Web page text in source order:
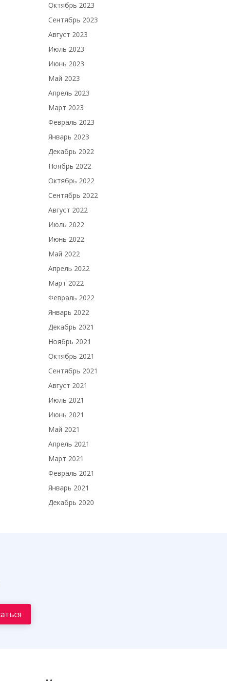
Октябрь 2023
Сентябрь 2023
Август 2023
Июль 2023
Июнь 2023
Май 2023
Апрель 2023
Март 2023
Февраль 2023
Январь 2023
Декабрь 2022
Ноябрь 2022
Октябрь 2022
Сентябрь 2022
Август 2022
Июль 2022
Июнь 2022
Май 2022
Апрель 2022
Март 2022
Февраль 2022
Январь 2022
Декабрь 2021
Ноябрь 2021
Октябрь 2021
Сентябрь 2021
Август 2021
Июль 2021
Июнь 2021
Май 2021
Апрель 2021
Март 2021
Февраль 2021
Январь 2021
Декабрь 2020